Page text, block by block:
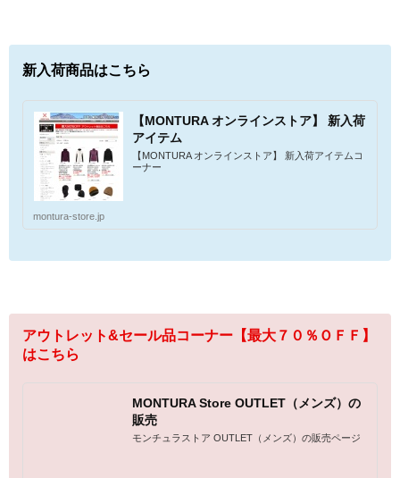
新入荷商品はこちら
【MONTURA オンラインストア】 新入荷
アイテム
【MONTURA オンラインストア】 新入荷アイテムコ
ーナー
montura-store.jp
アウトレット&セール品コーナー【最大７０％ＯＦＦ】
はこちら
MONTURA Store OUTLET（メンズ）の
販売
モンチュラストア OUTLET（メンズ）の販売ページ